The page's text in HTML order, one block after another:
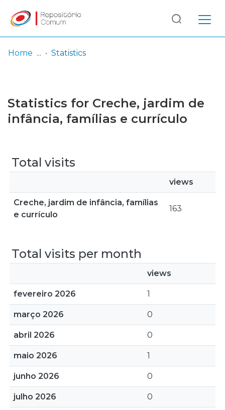
Browse repository
Log
In
(current)
Home Statistics
Statistics for Creche, jardim de
infância, famílias e currículo
Total visits
views
Creche, jardim de infância, famílias
e currículo
163
Total visits per month
views
fevereiro 2026 1
março 2026 0
abril 2026 0
maio 2026 1
junho 2026 0
julho 2026 0